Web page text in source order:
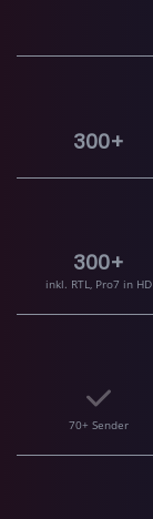
300+
300+
inkl. RTL, Pro7 in HD
70+ Sender